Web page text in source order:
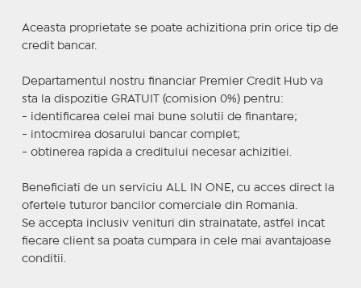
Aceasta proprietate se poate achizitiona prin orice tip de
credit bancar.
Departamentul nostru financiar Premier Credit Hub va
sta la dispozitie GRATUIT (comision 0%) pentru:
- identificarea celei mai bune solutii de finantare;
- intocmirea dosarului bancar complet;
- obtinerea rapida a creditului necesar achizitiei.
Beneficiati de un serviciu ALL IN ONE, cu acces direct la
ofertele tuturor bancilor comerciale din Romania.
Se accepta inclusiv venituri din strainatate, astfel incat
fiecare client sa poata cumpara in cele mai avantajoase
conditii.